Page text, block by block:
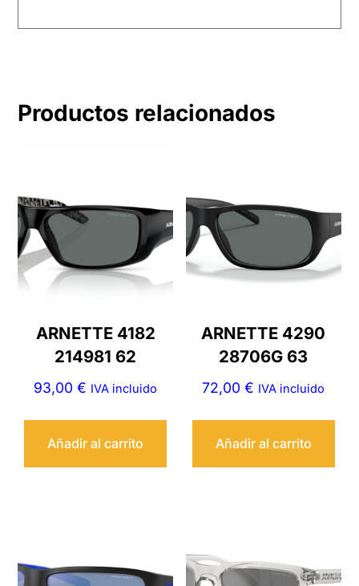
Productos relacionados
ARNETTE 4182
214981 62
93,00€ IVA incluido
Añadir al carrito
ARNETTE 4290
28706G 63
72,00€ IVA incluido
Añadir al carrito